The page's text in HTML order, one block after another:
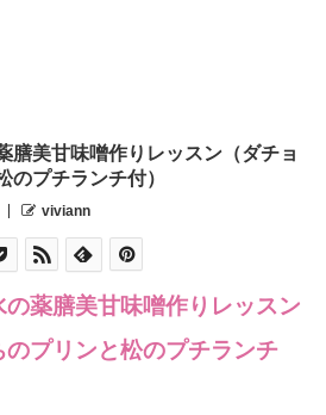
膳美甘味噌作りレッスン（ダチョ
のプチランチ付）
viviann
の薬膳美甘味噌作りレッスン
のプリンと松のプチランチ